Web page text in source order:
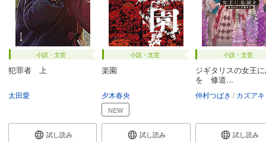
小説・文芸
犯罪者 上
太田愛
試し読み
小説・文芸
楽園
夕木春央
NEW
試し読み
小説・文芸
ジギタリスの女王
を 修道...
仲村つばき カズアキ
試し読み